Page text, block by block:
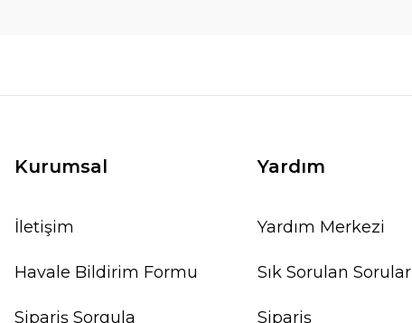
Kurumsal
İletişim
Havale Bildirim Formu
Sipariş Sorgula
Yardım
Yardım Merkezi
Sık Sorulan Sorular
Sipariş